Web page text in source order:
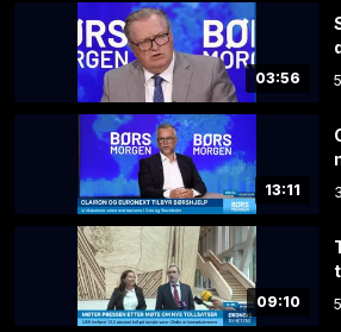
03:56
13:11
09:10